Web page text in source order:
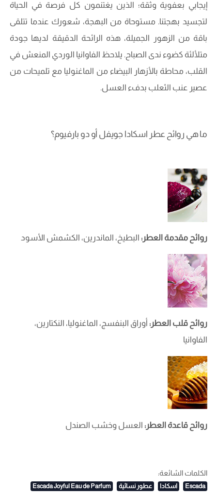
إيجابي بعفوية وثقة؛ الذين يغتنمون كل فرصة في الحياة
لتجسيد بهجتنا. مستوحاة من البهجة، شعورك عندما تتلقى
باقة من الزهور الجميلة، هذه الرائحة الدقيقة لديها جودة
متلألئة كضوء ندى الصباح. يلاحظ الفاوانيا الوردي المنعش في
القلب، محاطة بالأزهار البيضاء من الماغنوليا مع تلميحات من
عصير عنب الثعلب بدفء العسل.
ما هي روائح عطر اسكادا جويفل أو دو بارفيوم؟
روائح مقدمة العطر: البطيخ، الماندرين، الكشمش الأسود
روائح قلب العطر: أوراق البنفسج، الماغنوليا، النكتارين،
الفاوانيا
روائح قاعدة العطر: العسل وخشب الصندل
الكلمات الشائعة:
Escada اسكادا عطور نسائية Escada​ Joyful Eau de Parfum